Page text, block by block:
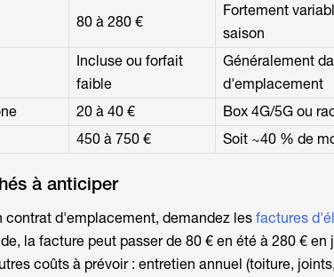
80 à 280 €
Fortement
saison
Incluse ou forfait
faible
Généralement
d'emplacement
20 à 40 €
Box 4G/5G ou
450 à 750 € Soit ~40 % de
à anticiper
contrat d'emplacement, demandez les factures
la facture peut passer de 80 € en été à 280 €
coûts à prévoir : entretien annuel (toiture,